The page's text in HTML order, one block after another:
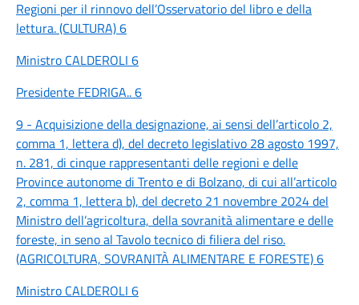
Regioni per il rinnovo dell’Osservatorio del libro e della
lettura. (CULTURA) 6
Ministro CALDEROLI 6
Presidente FEDRIGA.. 6
9 - Acquisizione della designazione, ai sensi dell’articolo 2,
comma 1, lettera d), del decreto legislativo 28 agosto 1997,
n. 281, di cinque rappresentanti delle regioni e delle
Province autonome di Trento e di Bolzano, di cui all’articolo
2, comma 1, lettera b), del decreto 21 novembre 2024 del
Ministro dell’agricoltura, della sovranità alimentare e delle
foreste, in seno al Tavolo tecnico di filiera del riso.
(AGRICOLTURA, SOVRANITÀ ALIMENTARE E FORESTE) 6
Ministro CALDEROLI 6